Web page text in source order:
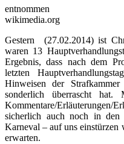
entnommen
wikimedia.org
Gestern (27.02.2014) ist
waren 13
Ergebnis, dass nach dem
letzten
Hinweisen der
sonderlich überrascht
Kommentare/
sicherlich auch noch in
Karneval – auf uns einstürzen
erwarten.